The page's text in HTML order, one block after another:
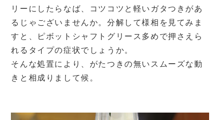
リーにしたらなば、コツコツと軽いガタつきがあ
るじゃございませんか。分解して様相を見てみま
すと、ピボットシャフトグリース多めで押さえら
れるタイプの症状でしょうか。
そんな処置により、がたつきの無いスムーズな動
きと相成りまして候。